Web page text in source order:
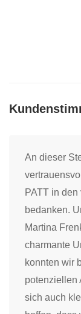
Ich bin sehr
PATT! Der
läuft sehr
Bröcher bin
und finde